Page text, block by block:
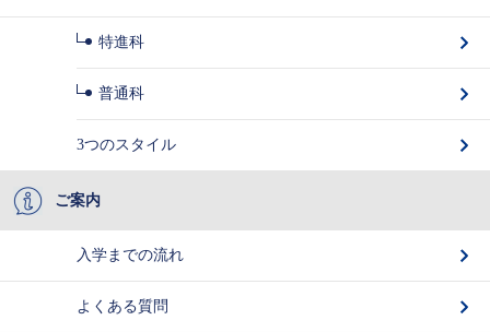
特進科
普通科
3つのスタイル
ご案内
入学までの流れ
よくある質問